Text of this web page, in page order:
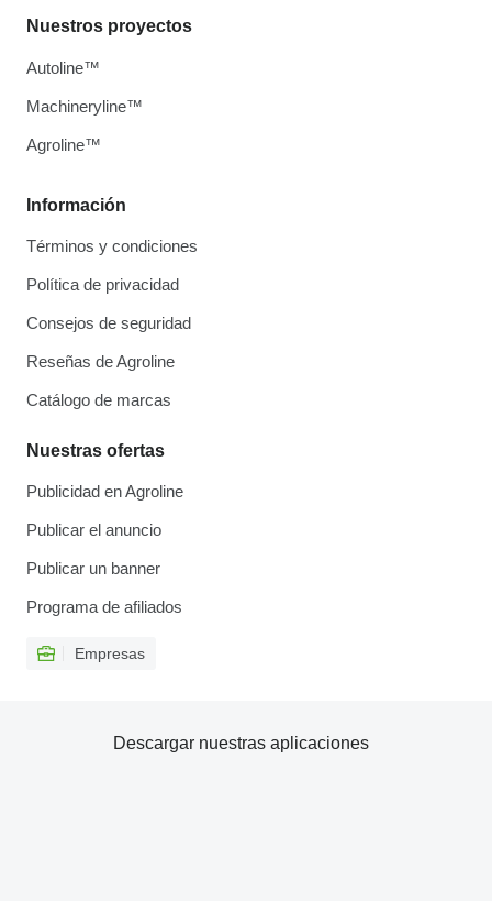
Información
Términos y condiciones
Política de privacidad
Consejos de seguridad
Reseñas de Agroline
Catálogo de marcas
Nuestras ofertas
Publicidad en Agroline
Publicar el anuncio
Publicar un banner
Programa de afiliados
Empresas
Nuestros proyectos
Autoline™
Machineryline™
Agroline™
Descargar nuestras aplicaciones